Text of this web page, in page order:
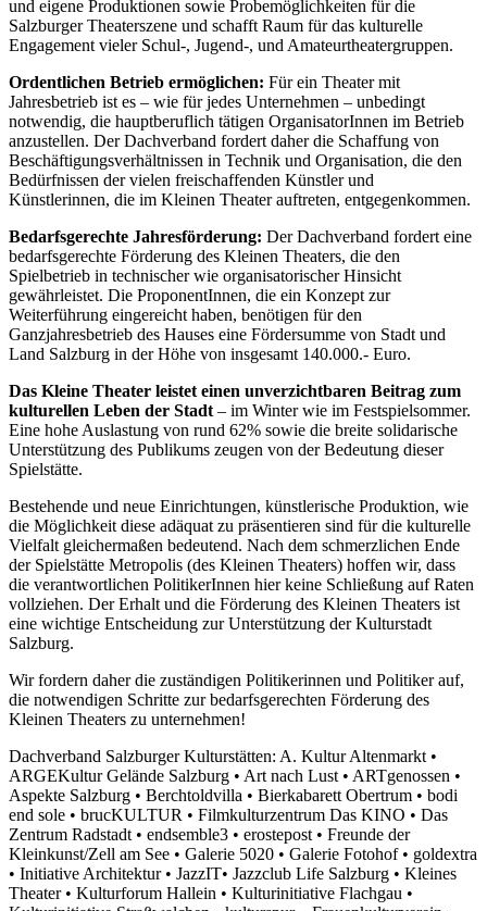
und eigene Produktionen sowie Probemöglichkeiten für die
Salzburger Theaterszene und schafft Raum für das kulturelle
Engagement vieler Schul-, Jugend-, und Amateurtheatergruppen.
Ordentlichen Betrieb ermöglichen: Für ein Theater mit
Jahresbetrieb ist es – wie für jedes Unternehmen – unbedingt
notwendig, die hauptberuflich tätigen OrganisatorInnen im Betrieb
anzustellen. Der Dachverband fordert daher die Schaffung von
Beschäftigungsverhältnissen in Technik und Organisation, die den
Bedürfnissen der vielen freischaffenden Künstler und
Künstlerinnen, die im Kleinen Theater auftreten, entgegenkommen.
Bedarfsgerechte Jahresförderung: Der Dachverband fordert eine
bedarfsgerechte Förderung des Kleinen Theaters, die den
Spielbetrieb in technischer wie organisatorischer Hinsicht
gewährleistet. Die ProponentInnen, die ein Konzept zur
Weiterführung eingereicht haben, benötigen für den
Ganzjahresbetrieb des Hauses eine Fördersumme von Stadt und
Land Salzburg in der Höhe von insgesamt 140.000.- Euro.
Das Kleine Theater leistet einen unverzichtbaren Beitrag zum
kulturellen Leben der Stadt – im Winter wie im Festspielsommer.
Eine hohe Auslastung von rund 62% sowie die breite solidarische
Unterstützung des Publikums zeugen von der Bedeutung dieser
Spielstätte.
Bestehende und neue Einrichtungen, künstlerische Produktion, wie
die Möglichkeit diese adäquat zu präsentieren sind für die kulturelle
Vielfalt gleichermaßen bedeutend. Nach dem schmerzlichen Ende
der Spielstätte Metropolis (des Kleinen Theaters) hoffen wir, dass
die verantwortlichen PolitikerInnen hier keine Schließung auf Raten
vollziehen. Der Erhalt und die Förderung des Kleinen Theaters ist
eine wichtige Entscheidung zur Unterstützung der Kulturstadt
Salzburg.
Wir fordern daher die zuständigen Politikerinnen und Politiker auf,
die notwendigen Schritte zur bedarfsgerechten Förderung des
Kleinen Theaters zu unternehmen!
Dachverband Salzburger Kulturstätten: A. Kultur Altenmarkt •
ARGEKultur Gelände Salzburg • Art nach Lust • ARTgenossen •
Aspekte Salzburg • Berchtoldvilla • Bierkabarett Obertrum • bodi
end sole • brucKULTUR • Filmkulturzentrum Das KINO • Das
Zentrum Radstadt • endsemble3 • erostepost • Freunde der
Kleinkunst/Zell am See • Galerie 5020 • Galerie Fotohof • goldextra
• Initiative Architektur • JazzIT• Jazzclub Life Salzburg • Kleines
Theater • Kulturforum Hallein • Kulturinitiative Flachgau •